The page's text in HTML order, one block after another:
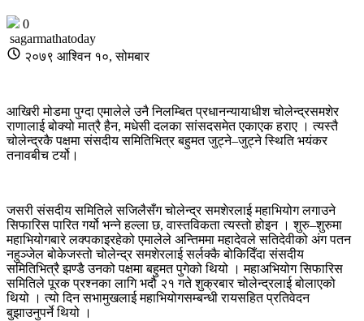
0
sagarmathatoday
२०७९ आश्विन १०, सोमबार
आखिरी मोडमा पुग्दा एमालेले उनै निलम्बित प्रधानन्यायाधीश चोलेन्द्रसमशेर
राणालाई बोक्यो मात्रै हैन, मधेसी दलका सांसदसमेत एकाएक हराए । त्यस्तै
चोलेन्द्रकै पक्षमा संसदीय समितिभित्र बहुमत जुट्ने–जुट्ने स्थिति भयंकर
तनावबीच टर्यो।
जसरी संसदीय समितिले सजिलैसँग चोलेन्द्र समशेरलाई महाभियोग लगाउने
सिफारिस पारित गर्यो भन्ने हल्ला छ, वास्तविकता त्यस्तो होइन । शुरु–शुरुमा
महाभियोगबारे लक्पकाइरहेको एमालेले अन्तिममा महादेवले सतिदेवीको अंग पतन
नहुञ्जेल बोकेजस्तो चोलेन्द्र समशेरलाई सर्लक्कै बोकिदिँदा संसदीय
समितिभित्रै झण्डै उनको पक्षमा बहुमत पुगेको थियो । महाअभियोग सिफारिस
समितिले पूरक प्रश्नका लागि भदौ २१ गते शुक्रबार चोलेन्द्रलाई बोलाएको
थियो । त्यो दिन सभामुखलाई महाभियोगसम्बन्धी रायसहित प्रतिवेदन
बुझाउनुपर्ने थियो ।